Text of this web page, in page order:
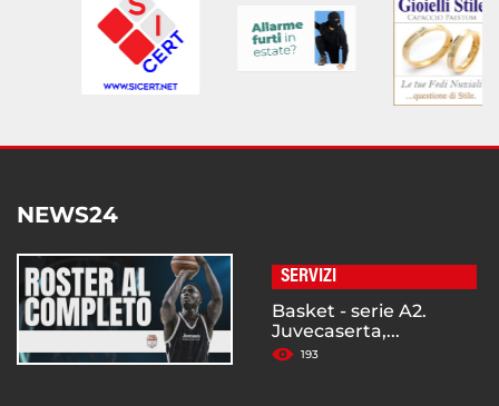
NEWS24
SERVIZI
Basket - serie A2.
Juvecaserta,...
193